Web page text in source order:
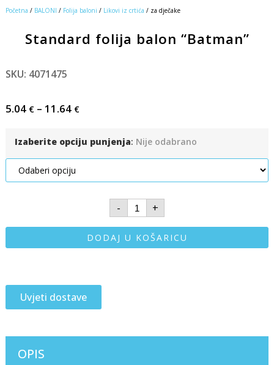
Početna / BALONI / Folija baloni / Likovi iz crtića / za dječake
Standard folija balon “Batman”
SKU: 4071475
5.04 €– 11.64 €
Izaberite opciju punjenja: Nije odabrano
- +
DODAJ U KOŠARICU
Uvjeti dostave
OPIS